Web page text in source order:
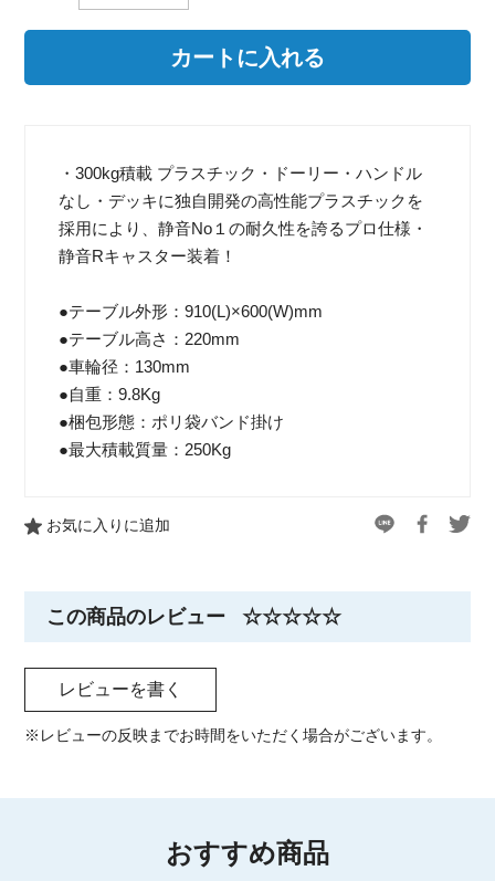
・300kg積載 プラスチック・ドーリー・ハンドル
なし・デッキに独自開発の高性能プラスチックを
採用により、静音No１の耐久性を誇るプロ仕様・
静音Rキャスター装着！
●テーブル外形：910(L)×600(W)mm
●テーブル高さ：220mm
●車輪径：130mm
●自重：9.8Kg
●梱包形態：ポリ袋バンド掛け
●最大積載質量：250Kg
お気に入りに追加
この商品のレビュー ☆☆☆☆☆
レビューを書く
※レビューの反映までお時間をいただく場合がございます。
おすすめ商品